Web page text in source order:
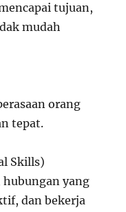
tujuan,
mudah
orang
tepat.
Skills)
yang
dan bekerja